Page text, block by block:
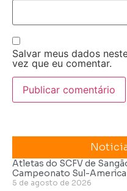
Salvar meus dados
vez que eu comentar.
Atletas do SCFV de
Campeonato Sul-
5 de agosto de 2026